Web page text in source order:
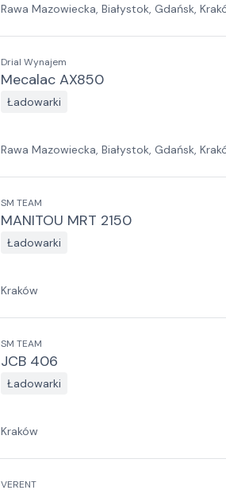
Rawa Mazowiecka, Białystok, Gdańsk,
Drial Wynajem
Mecalac AX850
Ładowarki
Rawa Mazowiecka, Białystok, Gdańsk,
SM TEAM
MANITOU MRT 2150
Ładowarki
Kraków
SM TEAM
JCB 406
Ładowarki
Kraków
VERENT